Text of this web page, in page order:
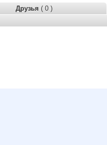
Друзья ( 0 )